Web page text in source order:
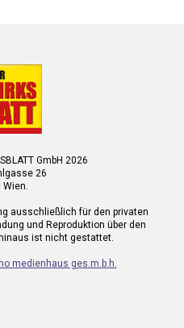
GmbH 2026
26
Wien.
ausschließlich für den privaten
und Reproduktion über den
ist nicht gestattet.
medienhaus ges.m.b.h.